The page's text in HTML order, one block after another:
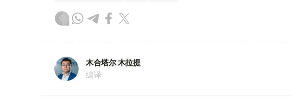
木合塔尔 木拉提
编译